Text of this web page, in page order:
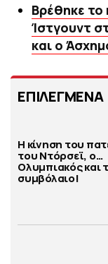
Βρέθηκε το
Ίστγουντ
και ο
ΕΠΙΛΕΓΜΕΝΑ
Η κίνηση του
του Ντόρσεϊ, ο…
Ολυμπιακός και
συμβόλαιο!